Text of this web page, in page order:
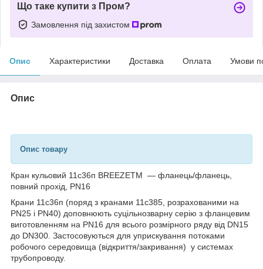
Що таке купити з Пром?
Замовлення під захистом
Опис Характеристики Доставка Оплата Умови
Опис
Опис товару
Кран кульовий 11с36п BREEZETM — фланець/фланець,
повний прохід, PN16
Крани 11с36п (поряд з кранами 11с385, розрахованими на
PN25 і PN40) доповнюють суцільнозварну серію з фланцевим
виготовленням на PN16 для всього розмірного ряду від DN15
до DN300. Застосовуються для уприскування потоками
робочого середовища (відкриття/закривання) у системах
трубопроводу.